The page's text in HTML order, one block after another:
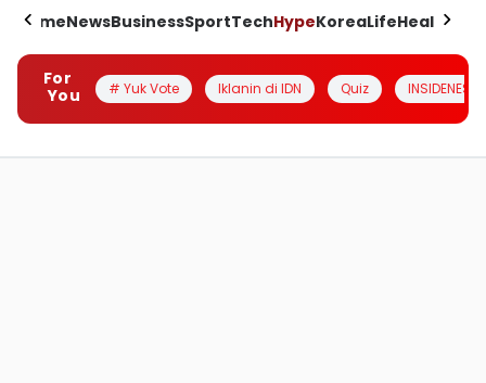
HomeNewsBusinessSportTechHypeKoreaLifeHealth
For
You
# Yuk Vote Iklanin di IDN Quiz INSIDENESIA